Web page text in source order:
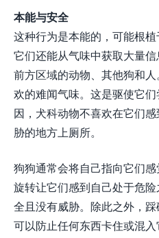
本能与安全
这种行为是本能的，可能根植
它们还能从气味中获取大量
前方区域的动物、其他狗和
欢的难闻气味。这是驱使它
因，犬科动物不喜欢在它们
胁的地方上厕所。
狗狗通常会将自己指向它们感
旋转让它们感到自己处于危
全且没有威胁。除此之外，
可以防止任何东西卡住或混入